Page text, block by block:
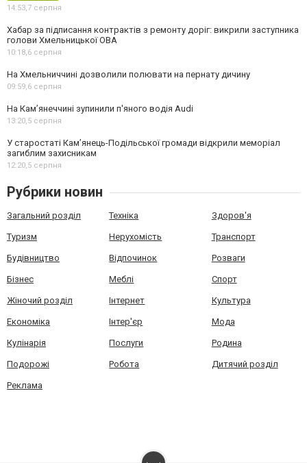
14:53,7 серпня
Хабар за підписання контрактів з ремонту доріг: викрили заступника
голови Хмельницької ОВА
10:18,6 серпня
На Хмельниччині дозволили полювати на пернату дичину
09:59,6 серпня
На Камʼянеччині зупинили п'яного водія Audi
13:20,5 серпня
У старостаті Кам’янець-Подільської громади відкрили меморіал
загиблим захисникам
12:20,5 серпня
Рубрики новин
Загальний розділ Техніка Здоров'я
Туризм Нерухомість Транспорт
Будівництво Відпочинок Розваги
Бізнес Меблі Спорт
Жіночий розділ Інтернет Культура
Економіка Інтер'єр Мода
Кулінарія Послуги Родина
Подорожі Робота Дитячий розділ
Реклама